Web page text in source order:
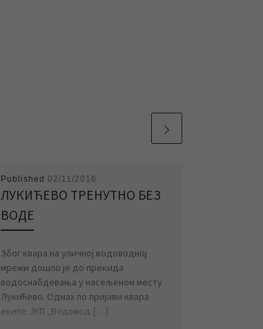
Published 02/11/2016
ЛУКИЋЕВО ТРЕНУТНО БЕЗ
ВОДЕ
Због квара на уличној водоводној
мрежи дошло је до прекида
водоснабдевања у насељеном месту
Лукићево. Одмах по пријави квара
екипе ЈКП „Водовод […]